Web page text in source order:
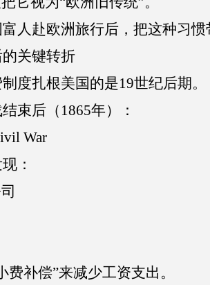
人赴欧洲旅行后，把这种习
关键转折
度扎根美国的是19世纪后期。
束后（1865年）：
War
：
费补偿”来减少工资支出。